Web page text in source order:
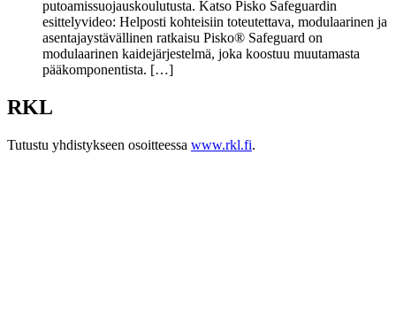
putoamissuojauskoulutusta. Katso Pisko Safeguardin
esittelyvideo: Helposti kohteisiin toteutettava, modulaarinen ja
asentajaystävällinen ratkaisu Pisko® Safeguard on
modulaarinen kaidejärjestelmä, joka koostuu muutamasta
pääkomponentista. […]
RKL
Tutustu yhdistykseen osoitteessa www.rkl.fi.